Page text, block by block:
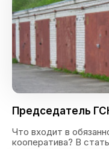
Председатель
Что входит в
кооператива? В